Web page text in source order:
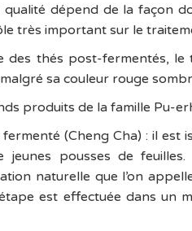
dépend de la façon
très important sur le
des thés post-fermentés, le
sa couleur rouge
produits de la famille Pu-
(Cheng Cha) : il est
jeunes pousses de feuilles.
naturelle que l’on
est effectuée dans un